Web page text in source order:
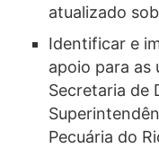
atualizado
Identificar e
apoio para as
Secretaria de
Pecuária do